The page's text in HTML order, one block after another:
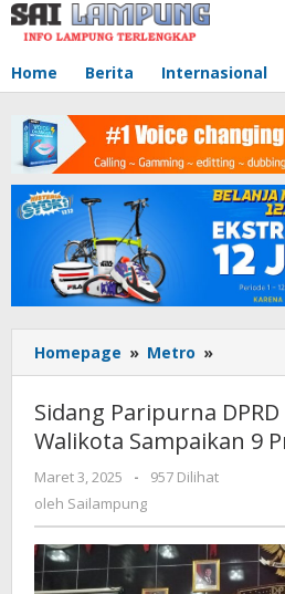
Lewati
Home Berita Internasional
Homepage » Metro »
Kota
Metro,
Prioritas
Sidang Paripurna
Walikota Sampaikan 9
Maret 3, 2025
oleh
Sailampung
-
957 Dilihat
oleh Sailampung